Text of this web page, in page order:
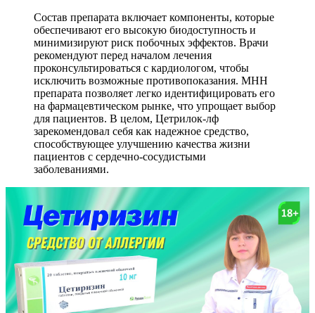
Состав препарата включает компоненты, которые
обеспечивают его высокую биодоступность и
минимизируют риск побочных эффектов. Врачи
рекомендуют перед началом лечения
проконсультироваться с кардиологом, чтобы
исключить возможные противопоказания. МНН
препарата позволяет легко идентифицировать его
на фармацевтическом рынке, что упрощает выбор
для пациентов. В целом, Цетрилок-лф
зарекомендовал себя как надежное средство,
способствующее улучшению качества жизни
пациентов с сердечно-сосудистыми
заболеваниями.